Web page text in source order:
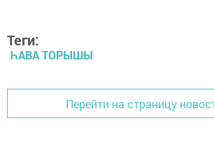
Теги:
ҺАВА ТОРЫШЫ
Перейти на страницу